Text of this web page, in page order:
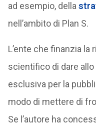
ad esempio, della
nell’ambito di Plan S.
L’ente che finanzia la
scientifico di dare
esclusiva per la
modo di mettere di
Se l’autore ha